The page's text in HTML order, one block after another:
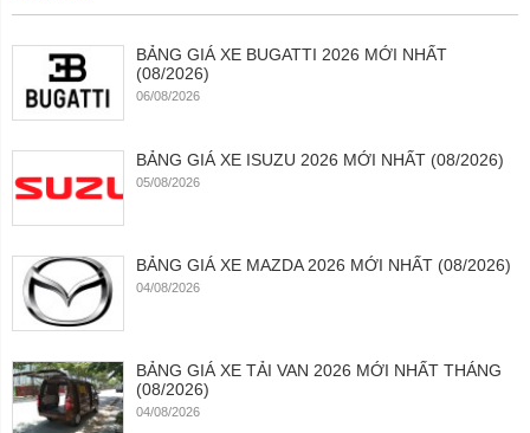
BẢNG GIÁ XE BUGATTI 2026 MỚI NHẤT
(08/2026)
06/08/2026
BẢNG GIÁ XE ISUZU 2026 MỚI NHẤT (08/2026)
05/08/2026
BẢNG GIÁ XE MAZDA 2026 MỚI NHẤT (08/2026)
04/08/2026
BẢNG GIÁ XE TẢI VAN 2026 MỚI NHẤT THÁNG
(08/2026)
04/08/2026